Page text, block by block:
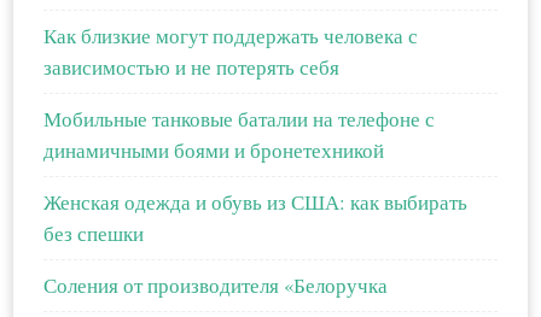
Как близкие могут поддержать человека с
зависимостью и не потерять себя
Мобильные танковые баталии на телефоне с
динамичными боями и бронетехникой
Женская одежда и обувь из США: как выбирать
без спешки
Соления от производителя «Белоручка